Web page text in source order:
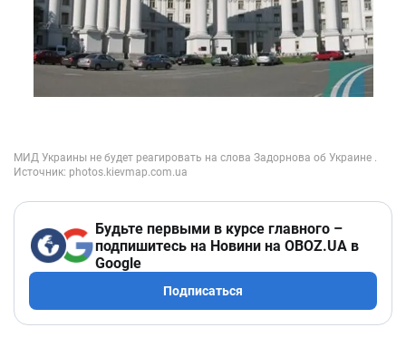
Будьте первыми в курсе главного –
подпишитесь на Новини на OBOZ.UA в
Google
Подписаться